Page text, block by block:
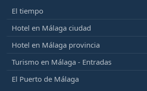
El tiempo
Hotel en Málaga ciudad
Hotel en Málaga provincia
Turismo en Málaga - Entradas
El Puerto de Málaga